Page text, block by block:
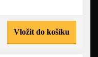
Vložit do košíku